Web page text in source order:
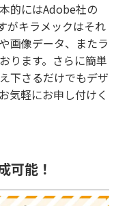
的にはAdobe社の
がキラメックはそれ
画像データ、またラ
ります。さらに簡単
下さるだけでもデザ
気軽にお申し付けく
可能！